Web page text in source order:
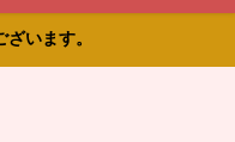
います。